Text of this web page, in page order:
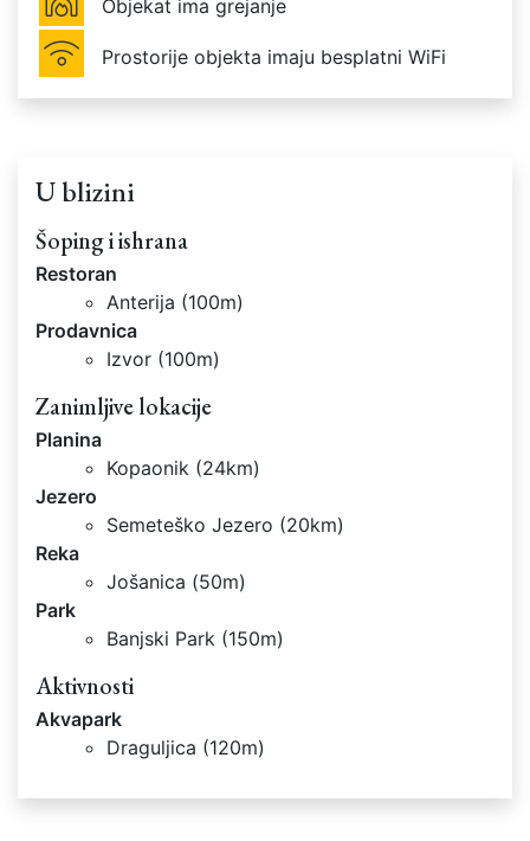
Objekat ima grejanje
Prostorije objekta imaju besplatni WiFi
U blizini
Šoping i ishrana
Restoran
Anterija (100m)
Prodavnica
Izvor (100m)
Zanimljive lokacije
Planina
Kopaonik (24km)
Jezero
Semeteško Jezero (20km)
Reka
Jošanica (50m)
Park
Banjski Park (150m)
Aktivnosti
Akvapark
Draguljica (120m)